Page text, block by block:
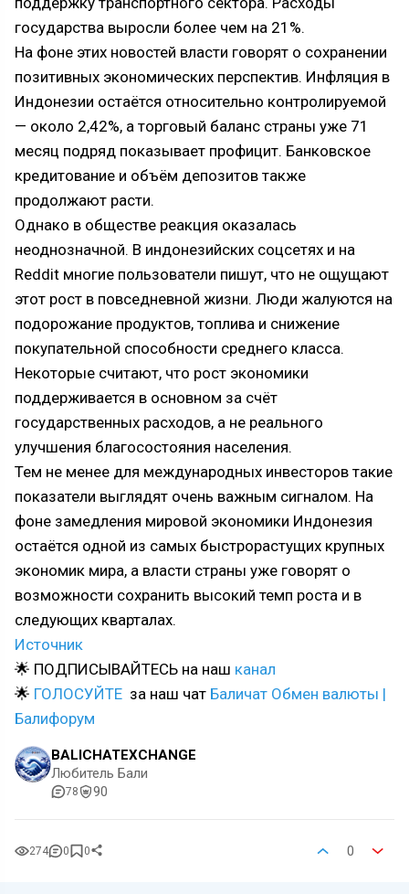
государства выросли более чем на 21%.
На фоне этих новостей власти говорят о сохранении
позитивных экономических перспектив. Инфляция в
Индонезии остаётся относительно контролируемой
— около 2,42%, а торговый баланс страны уже 71
месяц подряд показывает профицит. Банковское
кредитование и объём депозитов также
продолжают расти.
Однако в обществе реакция оказалась
неоднозначной. В индонезийских соцсетях и на
Reddit многие пользователи пишут, что не ощущают
этот рост в повседневной жизни. Люди жалуются на
подорожание продуктов, топлива и снижение
покупательной способности среднего класса.
Некоторые считают, что рост экономики
поддерживается в основном за счёт
государственных расходов, а не реального
улучшения благосостояния населения.
Тем не менее для международных инвесторов такие
показатели выглядят очень важным сигналом. На
фоне замедления мировой экономики Индонезия
остаётся одной из самых быстрорастущих крупных
экономик мира, а власти страны уже говорят о
возможности сохранить высокий темп роста и в
следующих кварталах.
Источник
🌟 ПОДПИСЫВАЙТЕСЬ на наш канал
🌟 ГОЛОСУЙТЕ за наш чат Баличат Обмен валюты |
Балифорум
BALICHATEXCHANGE
Любитель Бали
78 90
274 0 0 0